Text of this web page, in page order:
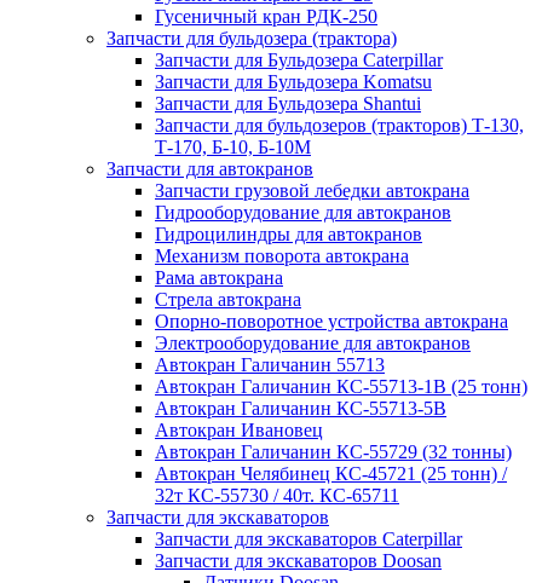
Гусеничный кран РДК-250
Запчасти для бульдозера (трактора)
Запчасти для Бульдозера Caterpillar
Запчасти для Бульдозера Komatsu
Запчасти для Бульдозера Shantui
Запчасти для бульдозеров (тракторов) Т-130,
Т-170, Б-10, Б-10М
Запчасти для автокранов
Запчасти грузовой лебедки автокрана
Гидрооборудование для автокранов
Гидроцилиндры для автокранов
Механизм поворота автокрана
Рама автокрана
Стрела автокрана
Опорно-поворотное устройства автокрана
Электрооборудование для автокранов
Автокран Галичанин 55713
Автокран Галичанин КС-55713-1В (25 тонн)
Автокран Галичанин КС-55713-5В
Автокран Ивановец
Автокран Галичанин КС-55729 (32 тонны)
Автокран Челябинец КС-45721 (25 тонн) /
32т КС-55730 / 40т. КС-65711
Запчасти для экскаваторов
Запчасти для экскаваторов Caterpillar
Запчасти для экскаваторов Doosan